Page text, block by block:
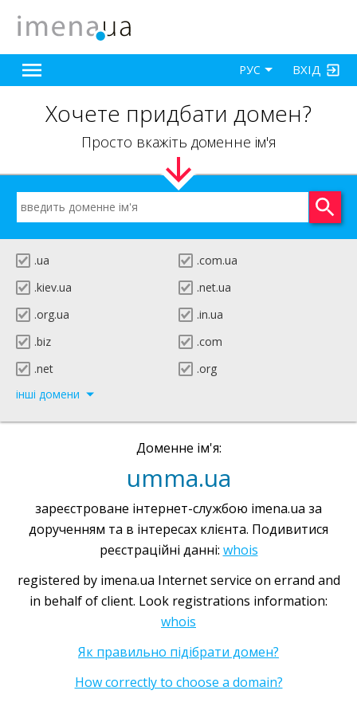
ВХІД
РУС
Хочете придбати домен?
Просто вкажіть доменне ім'я
.ua
.com.ua
.kiev.ua
.net.ua
.org.ua
.in.ua
.biz
.com
.net
.org
інші домени
Доменне ім'я:
umma.ua
зареєстроване інтернет-службою imena.ua за
дорученням та в інтересах клієнта. Подивитися
реєстраційні данні: whois
registered by imena.ua Internet service on errand and
in behalf of client. Look registrations information:
whois
Як правильно підібрати домен?
How correctly to choose a domain?